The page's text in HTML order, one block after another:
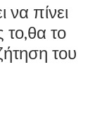
να πίνει
το,θα το
του